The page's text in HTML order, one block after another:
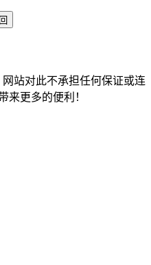
站对此不承担任何保证或连
来更多的便利！